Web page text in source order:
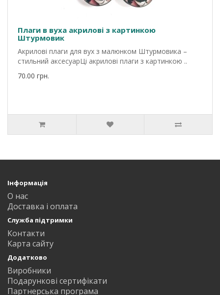
Плаги в вуха акрилові з картинкою
Штурмовик
Акрилові плаги для вух з малюнком Штурмовика –
стильний аксесуарЦі акрилові плаги з картинкою ..
70.00 грн.
Інформація
О нас
Доставка і оплата
Служба підтримки
Контакти
Карта сайту
Додатково
Виробники
Подарункові сертифікати
Партнерська програма